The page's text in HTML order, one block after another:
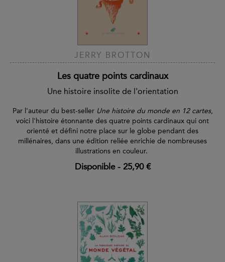
JERRY BROTTON
Les quatre points cardinaux
Une histoire insolite de l'orientation
Par l'auteur du best-seller Une histoire du monde en 12 cartes,
voici l'histoire étonnante des quatre points cardinaux qui ont
orienté et défini notre place sur le globe pendant des
millénaires, dans une édition reliée enrichie de nombreuses
illustrations en couleur.
Disponible- 25,90 €